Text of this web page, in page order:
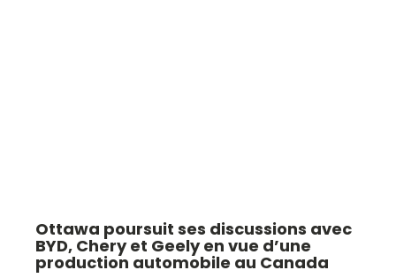
Ottawa poursuit ses discussions avec
BYD, Chery et Geely en vue d’une
production automobile au Canada